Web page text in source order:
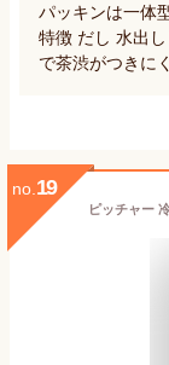
パッキンは一体
特徴 だし 水出
で茶渋がつきに
no. 19